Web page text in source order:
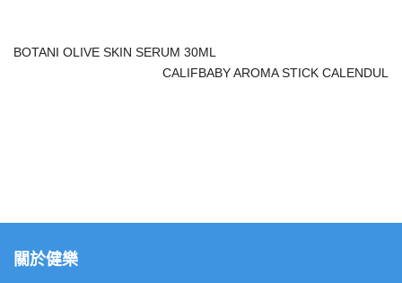
BOTANI OLIVE SKIN SERUM 30ML
CALIFBABY AROMA STICK CALENDUL
關於健樂